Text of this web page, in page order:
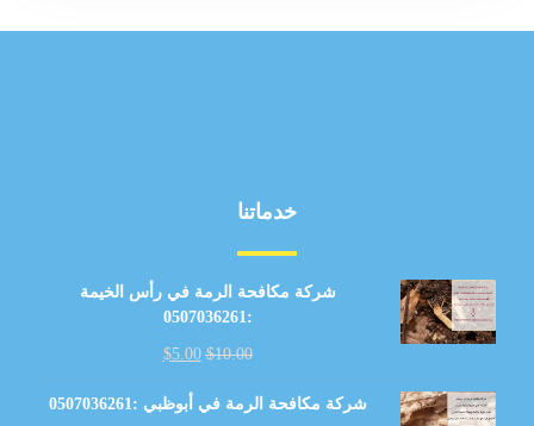
خدماتنا
شركة مكافحة الرمة في رأس الخيمة
:0507036261
$10.00
$5.00
شركة مكافحة الرمة في أبوظبي :0507036261